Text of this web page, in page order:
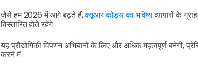
जैसे हम 2026 में आगे बढ़ते हैं,क्यूआर कोड्स का भविष्यव्यापारों के
विस्तारित होते रहेंगे।
यह प्रौद्योगिकी विपणन अभियानों के लिए और अधिक महत्वपूर्ण बनेगी,
करने में।